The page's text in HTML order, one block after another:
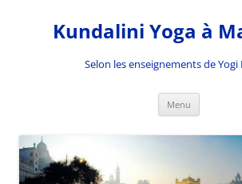
Kundalini Yoga à
Selon les enseignements de Yogi
Menu